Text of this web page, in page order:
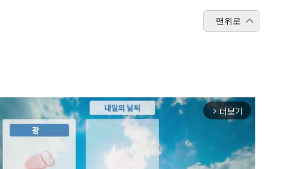
맨위로
arrow_forward_ios 더보기